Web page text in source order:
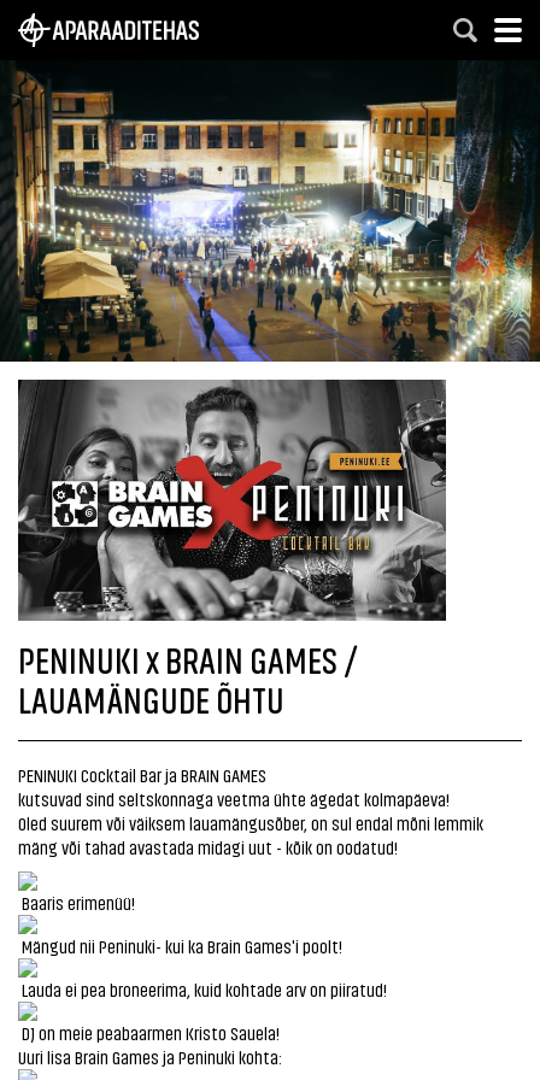
PENINUKI x BRAIN GAMES /
LAUAMÄNGUDE ÕHTU
PENINUKI Cocktail Bar ja BRAIN GAMES
kutsuvad sind seltskonnaga veetma ühte ägedat kolmapäeva!
Oled suurem või väiksem lauamängusõber, on sul endal mõni lemmik
mäng või tahad avastada midagi uut - kõik on oodatud!
Baaris erimenüü!
Mängud nii Peninuki- kui ka Brain Games'i poolt!
Lauda ei pea broneerima, kuid kohtade arv on piiratud!
DJ on meie peabaarmen Kristo Sauela!
Uuri lisa Brain Games ja Peninuki kohta: